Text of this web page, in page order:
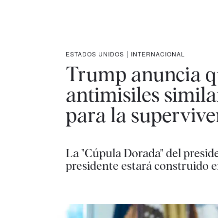
ESTADOS UNIDOS | INTERNACIONAL
Trump anuncia
antimisiles
para la
La "Cúpula Dorada" del
presidente estará construido